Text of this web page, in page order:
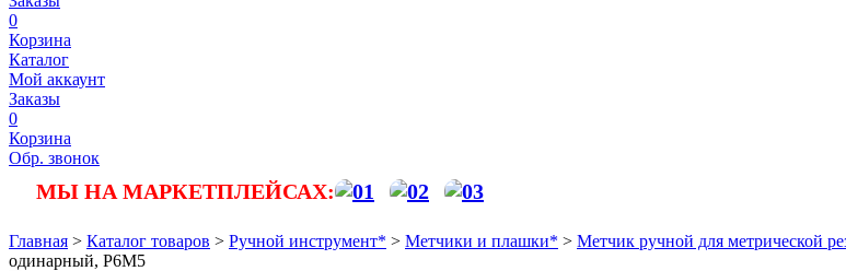
0
Корзина
Каталог
Мой аккаунт
Заказы
0
Корзина
Обр. звонок
МЫ НА МАРКЕТПЛЕЙСАХ:
Главная > Каталог товаров > Ручной инструмент* > Метчики и плашки* > Метчик ручной для метрической
одинарный, Р6М5